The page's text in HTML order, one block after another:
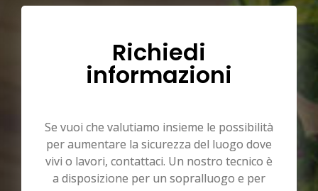
Richiedi
informazioni
Se vuoi che valutiamo insieme le possibilità
per aumentare la sicurezza del luogo dove
vivi o lavori, contattaci. Un nostro tecnico è
a disposizione per un sopralluogo e per